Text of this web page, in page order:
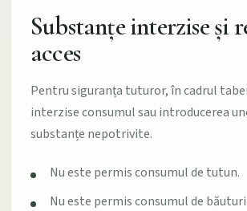
Substanțe interzise și
acces
Pentru siguranța tuturor, în cadrul
interzise consumul sau introducerea
substanțe nepotrivite.
Nu este permis consumul de tutun.
Nu este permis consumul de